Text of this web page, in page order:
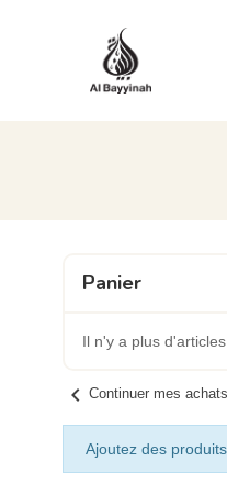
Panier
Il n'y a plus
chevron_left Continuer mes achats
Ajoutez des